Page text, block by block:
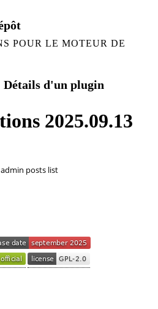
POUR LE MOTEUR DE
Détails d'un plugin
2025.09.13
posts list